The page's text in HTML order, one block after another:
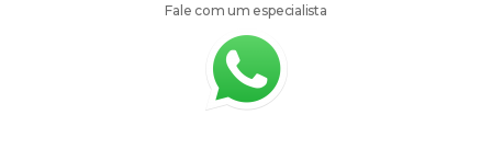
Fale com um especialista